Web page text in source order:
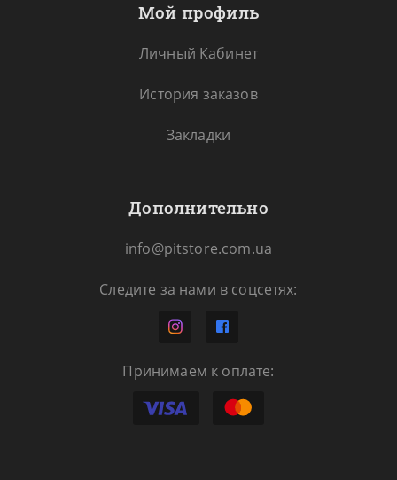
Мой профиль
Личный Кабинет
История заказов
Закладки
Дополнительно
info@pitstore.com.ua
Следите за нами в соцсетях:
Принимаем к оплате: